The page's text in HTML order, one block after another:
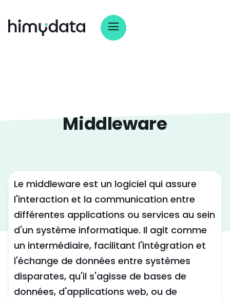
Middleware
Le middleware est un logiciel qui assure
l'interaction et la communication entre
différentes applications ou services au sein
d'un système informatique. Il agit comme
un intermédiaire, facilitant l'intégration et
l'échange de données entre systèmes
disparates, qu'il s'agisse de bases de
données, d'applications web, ou de